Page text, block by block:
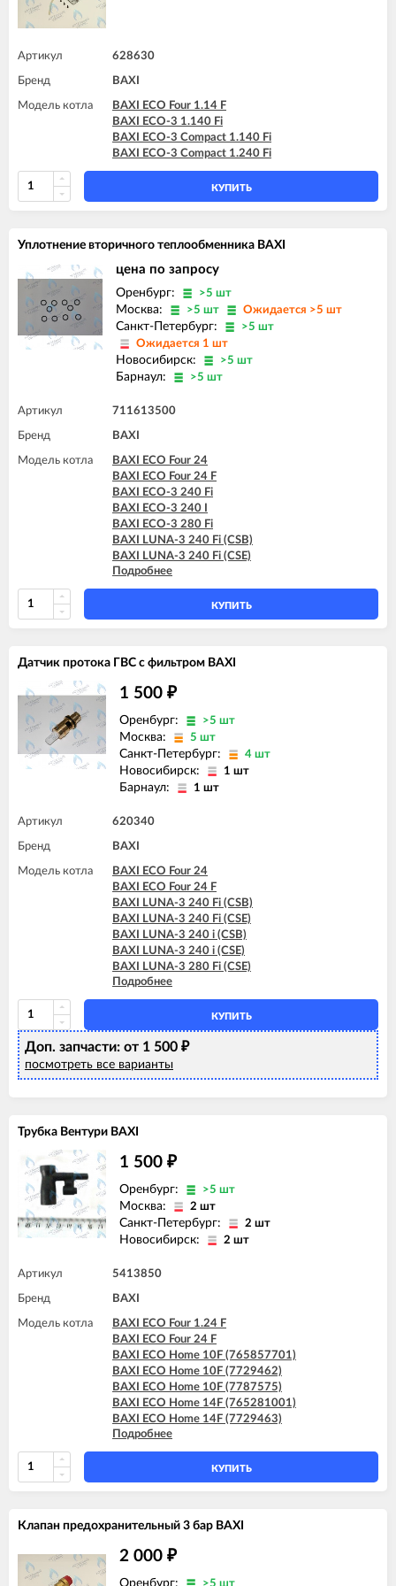
BAXI MAIN 24 i (BSE)
BAXI MAIN DIGIT 240Fi
BAXI MAIN Four 18 F (серая панель)
BAXI MAIN Four 240 F (белая панель)
BAXI MAIN-5 14 F
BAXI MAIN-5 18 F
BAXI MAIN-5 24 F
Артикул 628630
Бренд BAXI
Модель котла
BAXI ECO Four 1.14 F
BAXI ECO-3 1.140 Fi
BAXI ECO-3 Compact 1.140 Fi
BAXI ECO-3 Compact 1.240 Fi
КУПИТЬ
Уплотнение вторичного теплообменника BAXI
цена по запросу
Оренбург: >5 шт
Москва: >5 шт Ожидается >5 шт
Санкт-Петербург:
>5 шт
Ожидается 1 шт
Новосибирск: >5 шт
Барнаул: >5 шт
Артикул 711613500
Бренд BAXI
Модель котла
BAXI ECO Four 24
BAXI ECO Four 24 F
BAXI ECO-3 240 Fi
BAXI ECO-3 240 I
BAXI ECO-3 280 Fi
BAXI LUNA-3 240 Fi (CSB)
BAXI LUNA-3 240 Fi (CSE)
BAXI LUNA-3 240 i (CSB)
BAXI LUNA-3 240 i (CSE)
BAXI LUNA-3 280 Fi (CSE)
BAXI LUNA-3 310 Fi (CSE)
BAXI LUNA-3 COMFORT 240 i (CSE)
BAXI LUNA-3 COMFORT 310 Fi (CSE)
BAXI LUNA-3 COMFORT 310 Fi (CSZ)
Подробнее
КУПИТЬ
Датчик протока ГВС с фильтром BAXI
1 500 ₽
Оренбург: >5 шт
Москва: 5 шт
Санкт-Петербург: 4 шт
Новосибирск: 1 шт
Барнаул: 1 шт
Артикул 620340
Бренд BAXI
Модель котла
BAXI ECO Four 24
BAXI ECO Four 24 F
BAXI LUNA-3 240 Fi (CSB)
BAXI LUNA-3 240 Fi (CSE)
BAXI LUNA-3 240 i (CSB)
BAXI LUNA-3 240 i (CSE)
BAXI LUNA-3 280 Fi (CSE)
BAXI LUNA-3 310 Fi (CSB)
BAXI LUNA-3 310 Fi (CSE)
BAXI LUNA-3 COMFORT 240 Fi (CSE)
BAXI LUNA-3 COMFORT 240 Fi (CSZ)
BAXI LUNA-3 COMFORT 240 i (CSE)
BAXI LUNA-3 COMFORT 240 i (CSZ)
BAXI LUNA-3 COMFORT 310 Fi (CSE)
Подробнее
КУПИТЬ
Доп. запчасти: от 1 500 ₽
посмотреть все варианты
Трубка Вентури BAXI
1 500 ₽
Оренбург: >5 шт
Москва: 2 шт
Санкт-Петербург: 2 шт
Новосибирск: 2 шт
Артикул 5413850
Бренд BAXI
Модель котла
BAXI ECO Four 1.24 F
BAXI ECO Four 24 F
BAXI ECO Home 10F (765857701)
BAXI ECO Home 10F (7729462)
BAXI ECO Home 10F (7787575)
BAXI ECO Home 14F (765281001)
BAXI ECO Home 14F (7729463)
BAXI ECO Home 14F (7787576)
BAXI ECO Home 24F (765281101)
BAXI ECO Home 24F (7729464)
BAXI ECO Home 24F (7787577)
BAXI ECO-4s 1.24 F
BAXI ECO-4s 10 F
BAXI ECO-4s 18 F
BAXI ECO-4s 24 F
Подробнее
КУПИТЬ
Клапан предохранительный 3 бар BAXI
2 000 ₽
Оренбург: >5 шт